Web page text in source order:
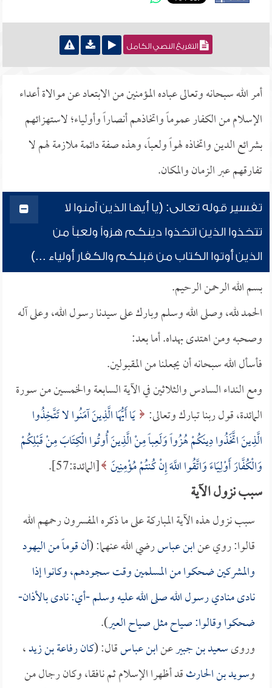
التفريغ النصي الكامل
أمر الله سبحانه وتعالى عباده المؤمنين من الابتعاد عن موالاة أعداء
الإسلام من الكفار عموماً واتخاذهم أنصاراً وأولياء؛ لاستهزائهم
بشرائع الدين واتخاذه لهواً ولعباً، وهذه صفة دائمة ملازمة لهم لا
تفارقهم عبر الزمان والمكان.
تفسير قوله تعالى: (يا أيها الذين آمنوا لا
تتخذوا الذين اتخذوا دينكم هزواً ولعباً من
الذين أوتوا الكتاب من قبلكم والكفار أولياء ...)
بسم الله الرحمن الرحيم.
الحمد لله، وصلى الله وسلم وبارك على سيدنا رسول الله، وعلى آله
وصحبه ومن اهتدى بهداه. أما بعد:
فأسأل الله سبحانه أن يجعلنا من المقبولين.
ومع النداء السادس والثلاثين في الآية السابعة والخمسين من سورة
المائدة، قول ربنا تبارك وتعالى: يَا أَيُّهَا الَّذِينَ آمَنُوا لا تَتَّخِذُوا
الَّذِينَ اتَّخَذُوا دِينَكُمْ هُزُواً وَلَعِباً مِنْ الَّذِينَ أُوتُوا الْكِتَابَ مِنْ قَبْلِكُمْ
وَالْكُفَّارَ أَوْلِيَاءَ وَاتَّقُوا اللَّهَ إِنْ كُنتُمْ مُؤْمِنِينَ [المائدة:57].
سبب نزول الآية
سبب نزول هذه الآية المباركة على ما ذكره المفسرون رحمهم الله
قالوا: روي عنابن عباسرضي الله عنهما: (أن قوماً من اليهود
والمشركين ضحكوا من المسلمين وقت سجودهم، وكانوا إذا
نادى منادي رسول الله صلى الله عليه وسلم -أي: نادى بالأذان-
ضحكوا وقالوا: صياح مثل صياح العير).
وروىسعيد بن جبيرعنابن عباسقال: (كانرفاعة بن زيد،
وسويد بن الحارثقد أظهرا الإسلام ثم نافقا، وكان رجال من